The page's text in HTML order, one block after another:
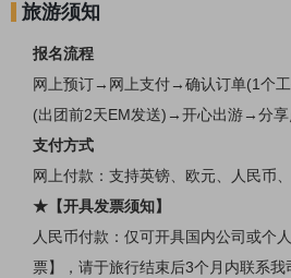
旅游须知
报名流程
网上预订→网上支付→确认订单(1个
(出团前2天EM发送)→开心出游→分享
支付方式
网上付款：支持英镑、欧元、人民币
★【开具发票须知】
人民币付款：仅可开具国内公司或个
票】，请于旅行结束后3个月内联系我